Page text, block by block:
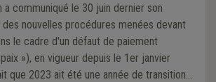
a communiqué le 30 juin dernier son
des nouvelles procédures menées devant
le cadre d'un défaut de paiement
»), en vigueur depuis le 1er janvier
que 2023 ait été une année de transition